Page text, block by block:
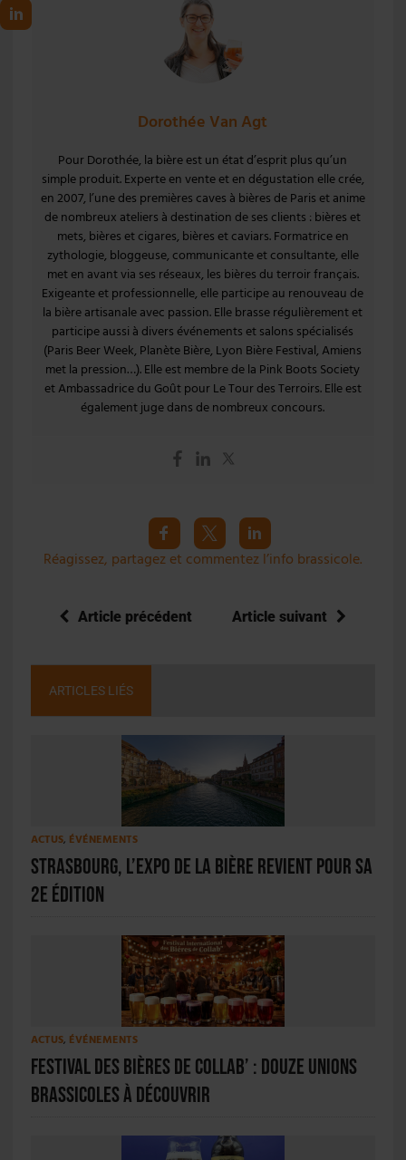
Dorothée Van Agt
Pour Dorothée, la bière est un état d’esprit plus qu’un
simple produit. Experte en vente et en dégustation elle crée,
en 2007, l’une des premières caves à bières de Paris et anime
de nombreux ateliers à destination de ses clients : bières et
mets, bières et cigares, bières et caviars. Formatrice en
zythologie, bloggeuse, communicante et consultante, elle
met en avant via ses réseaux, les bières du terroir français.
Exigeante et professionnelle, elle participe au renouveau de
la bière artisanale avec passion. Elle brasse régulièrement et
participe aussi à divers événements et salons spécialisés
(Paris Beer Week, Planète Bière, Lyon Bière Festival, Amiens
met la pression…). Elle est membre de la Pink Boots Society
et Ambassadrice du Goût pour Le Tour des Terroirs. Elle est
également juge dans de nombreux concours.
Réagissez, partagez et commentez l’info brassicole.
Article précédent Article suivant
ARTICLES LIÉS
ACTUS, ÉVÉNEMENTS
Strasbourg, L’Expo de la Bière revient pour sa
2e édition
ACTUS, ÉVÉNEMENTS
Festival des bières de collab’ : douze unions
brassicoles à découvrir